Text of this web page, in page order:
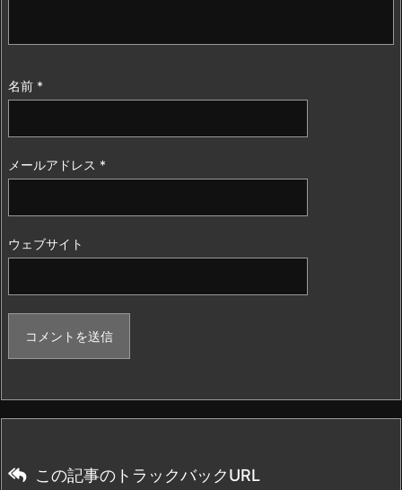
名前 *
メールアドレス *
ウェブサイト
この記事のトラックバックURL